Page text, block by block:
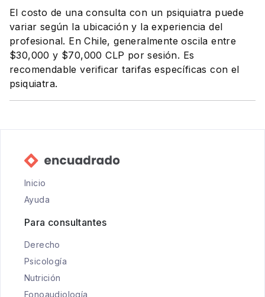
El costo de una consulta con un psiquiatra puede
variar según la ubicación y la experiencia del
profesional. En Chile, generalmente oscila entre
$30,000 y $70,000 CLP por sesión. Es
recomendable verificar tarifas específicas con el
psiquiatra.
Inicio
Ayuda
Para consultantes
Derecho
Psicología
Nutrición
Fonoaudiología